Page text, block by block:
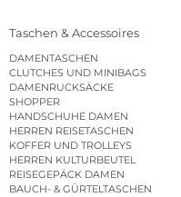
Taschen & Accessoires
DAMENTASCHEN
CLUTCHES UND MINIBAGS
DAMENRUCKSÄCKE
SHOPPER
HANDSCHUHE DAMEN
HERREN REISETASCHEN
KOFFER UND TROLLEYS
HERREN KULTURBEUTEL
REISEGEPÄCK DAMEN
BAUCH- & GÜRTELTASCHEN